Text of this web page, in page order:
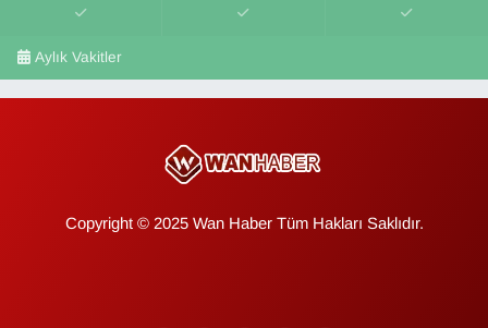
Aylık Vakitler
Copyright © 2025 Wan Haber Tüm Hakları Saklıdır.